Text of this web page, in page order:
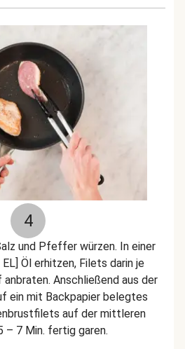
4
und Pfeffer würzen. In einer
Öl erhitzen, Filets darin je
Anschließend aus der
ein mit Backpapier belegtes
auf der mittleren
– 7 Min. fertig garen.